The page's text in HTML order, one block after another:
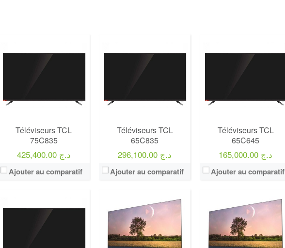
Téléviseurs TCL
75C835
425,400.00 د.ج
Ajouter au comparatif
Téléviseurs TCL
65C835
296,100.00 د.ج
Ajouter au comparatif
Téléviseurs TCL
65C645
165,000.00 د.ج
Ajouter au comparatif
Marque:TCL
4K UHD
Marque:LG
Marque:LG
Marque:LG
UHD TV
Marque:LG
75000
Définition:UHD TV
View Details →
Marque:LG
75000
Définition:UHD TV
View Details →